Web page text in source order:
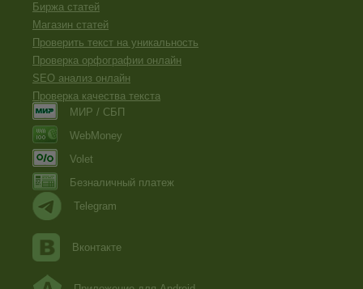
Биржа статей
Магазин статей
Проверить текст на уникальность
Проверка орфографии онлайн
SEO анализ онлайн
Проверка качества текста
МИР / СБП
WebMoney
Volet
Безналичный платеж
Telegram
Вконтакте